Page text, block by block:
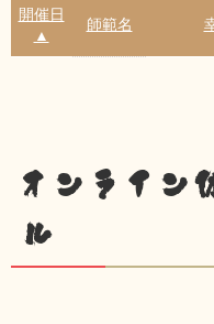
開催日
▲
師範名
オンライン
ル